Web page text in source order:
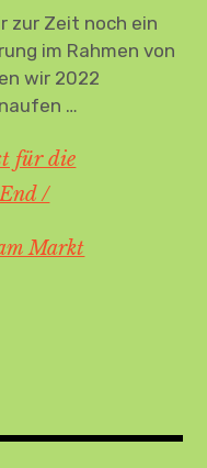
zur Zeit noch ein
im Rahmen von
wir 2022
…
für die
/
Markt